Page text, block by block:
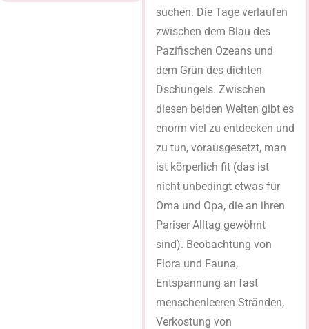
suchen. Die Tage verlaufen
zwischen dem Blau des
Pazifischen Ozeans und
dem Grün des dichten
Dschungels. Zwischen
diesen beiden Welten gibt es
enorm viel zu entdecken und
zu tun, vorausgesetzt, man
ist körperlich fit (das ist
nicht unbedingt etwas für
Oma und Opa, die an ihren
Pariser Alltag gewöhnt
sind). Beobachtung von
Flora und Fauna,
Entspannung an fast
menschenleeren Stränden,
Verkostung von